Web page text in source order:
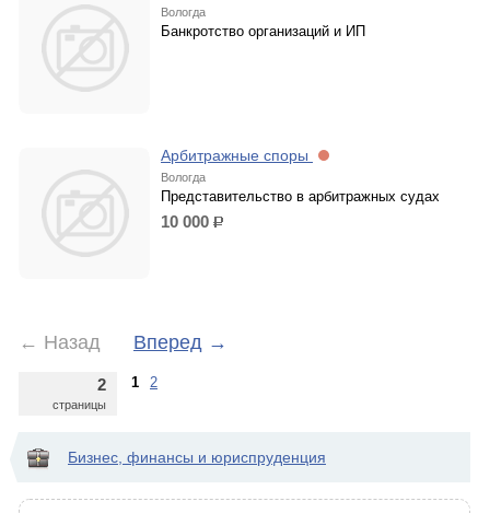
Вологда
Банкротство организаций и ИП
Арбитражные споры
Вологда
Представительство в арбитражных судах
10 000 р.
← Назад Вперед →
2
страницы
1 2
Бизнес, финансы и юриспруденция